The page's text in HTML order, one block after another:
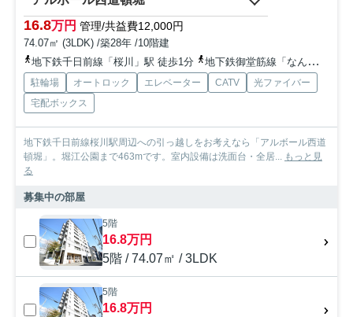
16.8万円 管理/共益費12,000円
74.07㎡ (3LDK) /築28年 /10階建
地下鉄千日前線「桜川」駅 徒歩1分
地下鉄御堂筋線「なんば」駅 徒歩7分
駐輪場 オートロック エレベーター CATV
光ファイバー
宅配ボックス
地下鉄千日前線桜川駅周辺への引っ越しをお考えなら「アルボール西道
頓堀」。堀江公園まで463mです。室内設備は洗面台・全居... もっと見
る
募集中の部屋
5階
16.8万円
5階 / 74.07㎡ / 3LDK
5階
16.8万円